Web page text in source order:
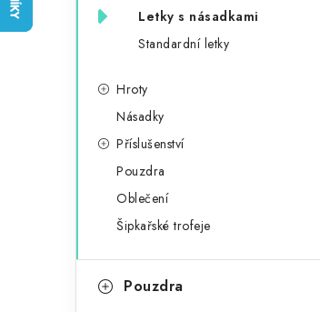
n
Letky s násadkami
Standardní letky
Hroty
Násadky
Příslušenství
Pouzdra
Oblečení
Šipkařské trofeje
Pouzdra